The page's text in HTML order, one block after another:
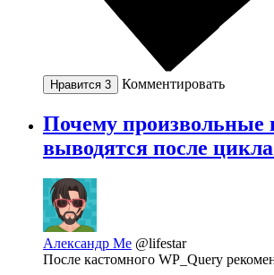
Нравится 3 Комментировать
Почему произвольные
выводятся после
Александр Ме @lifestar
После кастомного WP_Query